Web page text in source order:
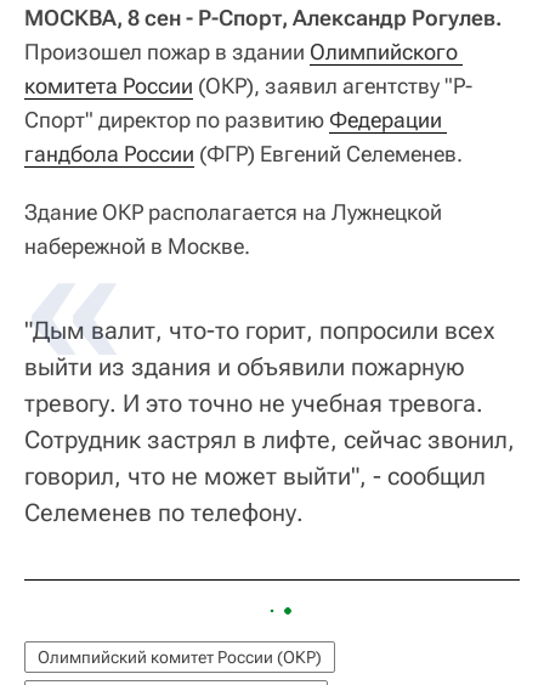
МОСКВА, 8 сен - Р-Спорт, Александр Рогулев.
Произошел пожар в здании Олимпийского
комитета России (ОКР), заявил агентству "Р-
Спорт" директор по развитию Федерации
гандбола России (ФГР) Евгений Селеменев.
Здание ОКР располагается на Лужнецкой
набережной в Москве.
"Дым валит, что-то горит, попросили всех
выйти из здания и объявили пожарную
тревогу. И это точно не учебная тревога.
Сотрудник застрял в лифте, сейчас звонил,
говорил, что не может выйти", - сообщил
Селеменев по телефону.
Олимпийский комитет России (ОКР)